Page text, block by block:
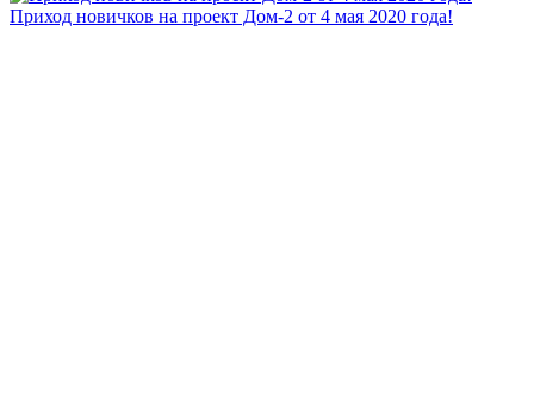
Приход новичков на проект Дом-2 от 4 мая 2020 года!